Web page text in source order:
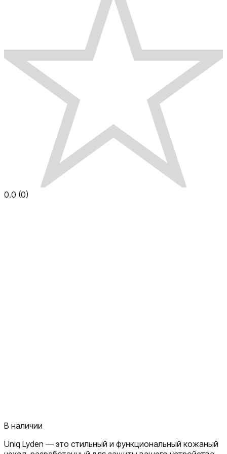
0.0 (0)
В наличии
Uniq Lyden — это стильный и функциональный кожаный